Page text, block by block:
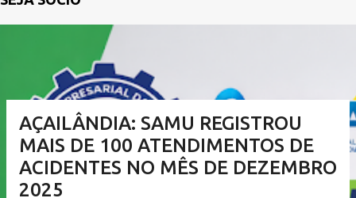
AÇAILÂNDIA: SAMU REGISTROU
MAIS DE 100 ATENDIMENTOS DE
ACIDENTES NO MÊS DE DEZEMBRO
2025